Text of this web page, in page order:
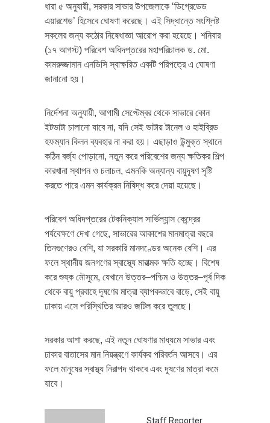
ধারা ৫ অনুযায়ী, সরকার সাভার উপজেলাকে ‘ডিগ্রেডেড
এয়ারশেড’ হিসেবে ঘোষণা করেছে। এই সিদ্ধান্তে সংশ্লিষ্ট
সকলের জন্য কঠোর নিষেধাজ্ঞা আরোপ করা হয়েছে। শনিবার
(১৭ আগস্ট) পরিবেশ অধিদপ্তরের মহাপরিচালক ড. মো.
কামরুজ্জামান এনডিসি স্বাক্ষরিত একটি পরিপত্রে এ ঘোষণা
জানানো হয়।
নির্দেশনা অনুযায়ী, আগামী সেপ্টেম্বর থেকে সাভারে কোন
ইটভাটা চালানো যাবে না, যদি সেই ভাটায় টানেল ও হাইব্রিড
হফম্যান কিলন ব্যবহার না করা হয়। এছাড়াও উন্মুক্ত স্থানে
কঠিন বর্জ্য পোড়ানো, নতুন করে পরিবেশের জন্য ক্ষতিকর শিল্প
কারখানা স্থাপন ও চলাচল, এমনকি অন্যান্য বায়ুদূষণ সৃষ্টি
করতে পারে এমন কার্যক্রম নিষিদ্ধ করে দেয়া হয়েছে।
পরিবেশ অধিদপ্তরের টেকনিক্যাল সার্ভিল্যান্স কেন্দ্রের
পর্যবেক্ষণে দেখা গেছে, সাভারের আকাশের মানমাত্রা বছরে
তিনগুণেরও বেশি, যা সরকারি মানদণ্ডের অনেক বেশি। এর
ফলে স্থানীয় জনগণের স্বাস্থ্যে মারাত্মক ক্ষতি হচ্ছে। বিশেষ
করে শুষ্ক মৌসুমে, যেখানে উত্তর–পশ্চিম ও উত্তর–পূর্ব দিক
থেকে বায়ু প্রবাহে দূষণের মাত্রা ব্যাপকভাবে বাড়ে, সেই বায়ু
ঢাকায় এসে পরিস্থিতির আরও জটিল করে তুলছে।
সরকার আশা করছে, এই নতুন ঘোষণার মাধ্যমে সাভার এবং
ঢাকার বাতাসের মান নিয়ন্ত্রণে কার্যকর পরিবর্তন আসবে। এর
ফলে মানুষের স্বাস্থ্য নিরাপদ থাকবে এবং দূষণের মাত্রা কমে
যাবে।
Staff Reporter